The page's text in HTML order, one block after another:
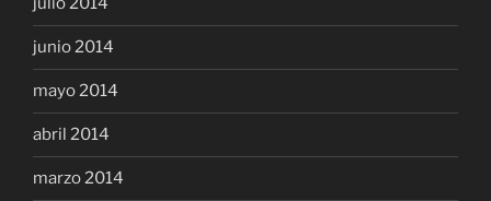
junio 2014
mayo 2014
abril 2014
marzo 2014